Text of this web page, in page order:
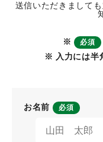
送信いただきまして
※ 必須
※ 入力には半
お名前 必須